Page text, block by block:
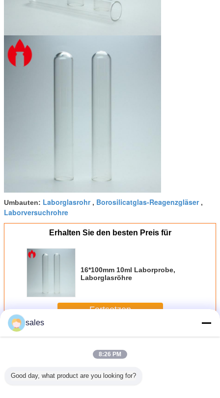
Umbauten: Laborglasrohr, Borosilicatglas-Reagenzgläser,
Laborversuchrohre
Erhalten Sie den besten Preis für
16*100mm 10ml Laborprobe,
Laborglasröhre
Fortsetzen
MehrGlasreagenzgläser
sales
8:26 PM
Good day, what product are you looking for?